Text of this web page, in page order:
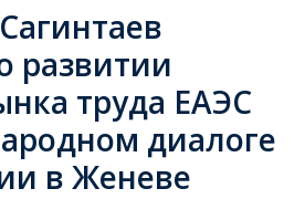
развитии
труда ЕАЭС
диалоге
в Женеве